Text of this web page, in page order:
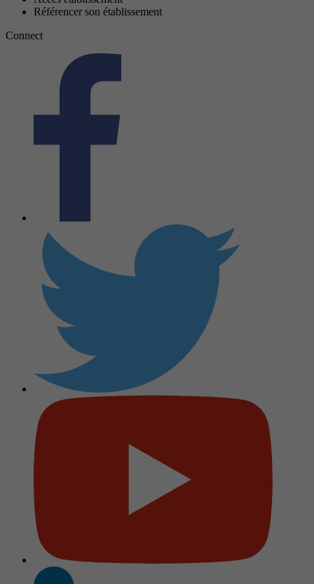
Référencer son établissement
Connect